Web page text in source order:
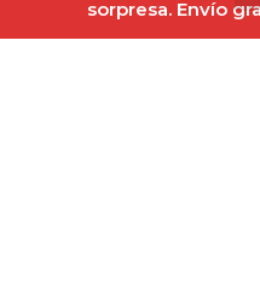
sorpresa. Envío